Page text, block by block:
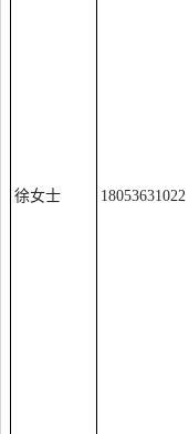
徐女士 18053631022